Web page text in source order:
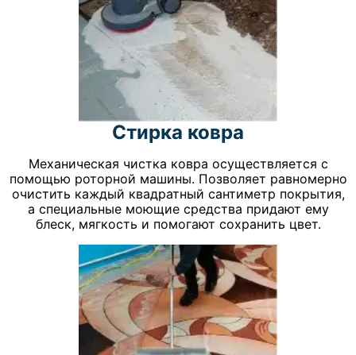
Стирка ковра
Механическая чистка ковра осуществляется с
помощью роторной машины. Позволяет равномерно
очистить каждый квадратный сантиметр покрытия,
а специальные моющие средства придают ему
блеск, мягкость и помогают сохранить цвет.